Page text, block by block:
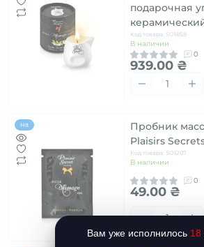
подарочная
Код товара: SO1858
В наличии
0
939.00 ₴
Hit
Пробник
Plaisirs
Код товара: SO1207
В наличии
0
49.00 ₴
Вам уже исполнилось 18